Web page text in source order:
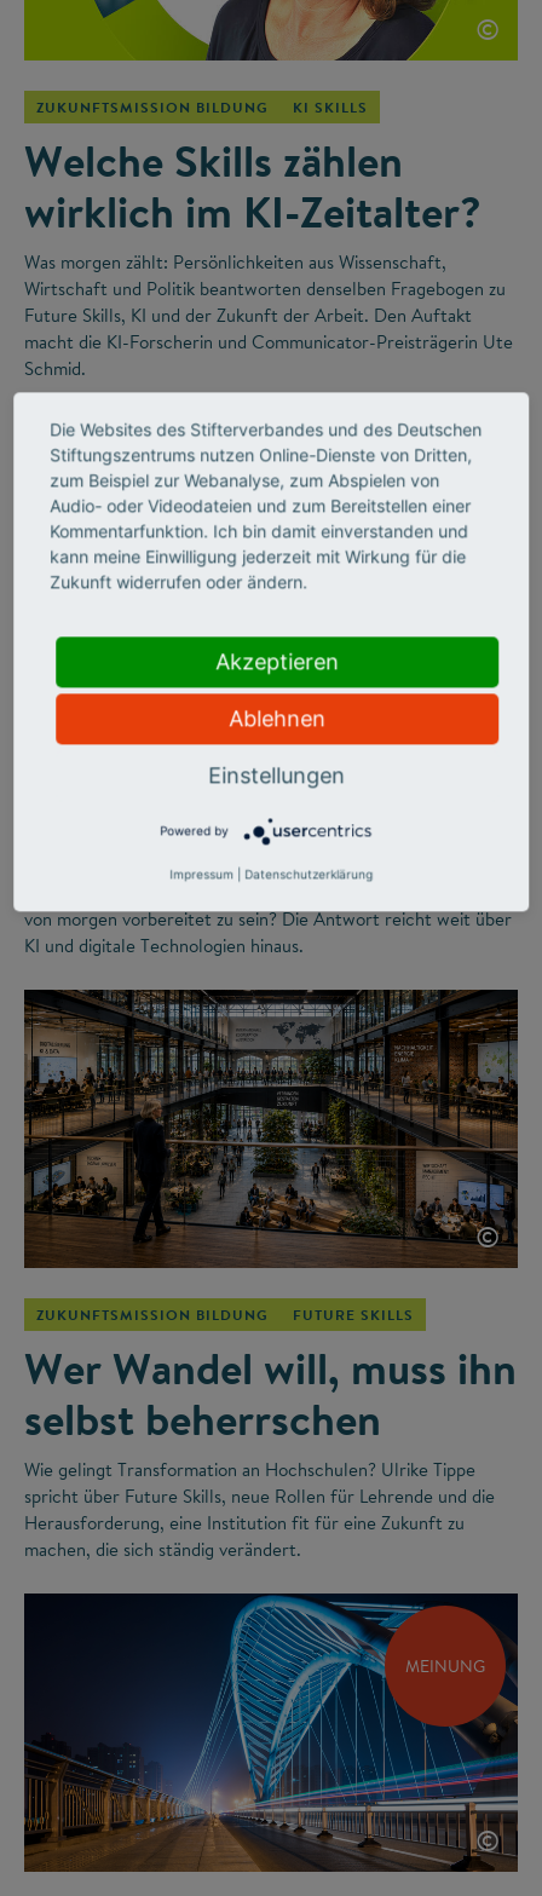
©
ZUKUNFTSMISSION BILDUNG KI SKILLS
Welche Skills zählen
wirklich im KI-Zeitalter?
Was morgen zählt: Persönlichkeiten aus Wissenschaft,
Wirtschaft und Politik beantworten denselben Fragebogen zu
Future Skills, KI und der Zukunft der Arbeit. Den Auftakt
macht die KI-Forscherin und Communicator-Preisträgerin Ute
Schmid.
ZUKUNFTSMISSION BILDUNG
Ein Werkzeugkoffer für
das Ungewisse
von morgen vorbereitet zu sein? Die Antwort reicht weit über
KI und digitale Technologien hinaus.
©
ZUKUNFTSMISSION BILDUNG FUTURE SKILLS
Wer Wandel will, muss ihn
selbst beherrschen
Wie gelingt Transformation an Hochschulen? Ulrike Tippe
spricht über Future Skills, neue Rollen für Lehrende und die
Herausforderung, eine Institution fit für eine Zukunft zu
machen, die sich ständig verändert.
MEINUNG
©
Die Websites des Stifterverbandes und des Deutschen
Stiftungszentrums nutzen Online-Dienste von Dritten,
zum Beispiel zur Webanalyse, zum Abspielen von
Audio- oder Videodateien und zum Bereitstellen einer
Kommentarfunktion. Ich bin damit einverstanden und
kann meine Einwilligung jederzeit mit Wirkung für die
Zukunft widerrufen oder ändern.
Akzeptieren
Ablehnen
Einstellungen
Powered by
Impressum Datenschutzerklärung